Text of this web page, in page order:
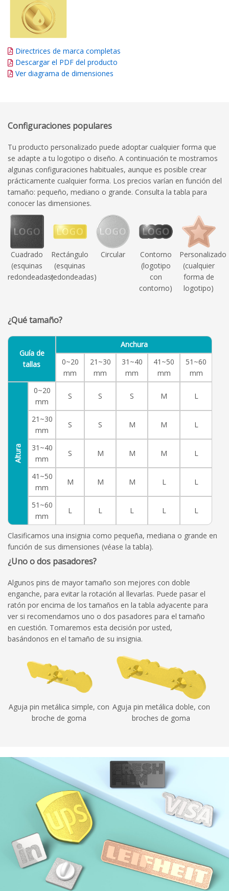
Directrices de marca completas
Descargar el PDF del producto
Ver diagrama de dimensiones
Configuraciones populares
Tu producto personalizado puede adoptar cualquier forma que
se adapte a tu logotipo o diseño. A continuación te mostramos
algunas configuraciones habituales, aunque es posible crear
prácticamente cualquier forma. Los precios varían en función del
tamaño: pequeño, mediano o grande. Consulta la tabla para
conocer las dimensiones.
Cuadrado
(esquinas
redondeadas)
Rectángulo
(esquinas
redondeadas)
Circular
Contorno
(logotipo
con
contorno)
Personalizado
(cualquier
forma de
logotipo)
¿Qué tamaño?
Guía de
tallas
Anchura
0~20
mm
21~30
mm
31~40
mm
41~50
mm
51~60
mm
Altura
0~20
mm
S S S M L
21~30
mm
S S M M L
31~40
mm
S M M M L
41~50
mm
M M M L L
51~60
mm
L L L L L
Clasificamos una insignia como pequeña, mediana o grande en
función de sus dimensiones (véase la tabla).
¿Uno o dos pasadores?
Algunos pins de mayor tamaño son mejores con doble
enganche, para evitar la rotación al llevarlas. Puede pasar el
ratón por encima de los tamaños en la tabla adyacente para
ver si recomendamos uno o dos pasadores para el tamaño
en cuestión. Tomaremos esta decisión por usted,
basándonos en el tamaño de su insignia.
Aguja pin metálica simple, con
broche de goma
Aguja pin metálica doble, con
broches de goma